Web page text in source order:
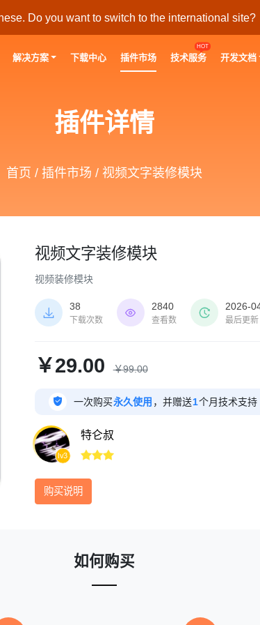
Do you want to switch to the international site?
解决方案 下载中心 插件市场
HOT
技术服务 开发文档
插件详情
首页 / 插件市场 / 视频文字装修模块
视频文字装修模块
视频装修模块

38
下载次数

2840
查看数

2026-
最后更新
￥29.00 ￥99.00
 一次购买永久使用 ，并赠送1个月技术支持
lv3
特仑叔

购买说明
如何购买